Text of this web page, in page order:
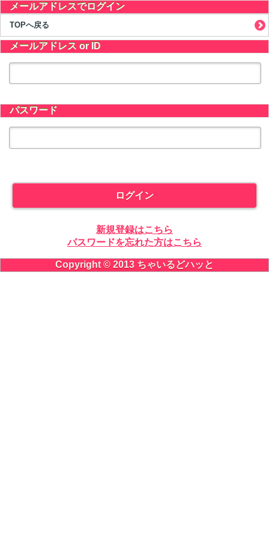
メールアドレスでログイン
TOPへ戻る
メールアドレス or ID
パスワード
ログイン
新規登録はこちら
パスワードを忘れた方はこちら
Copyright © 2013 ちゃいるどハッと